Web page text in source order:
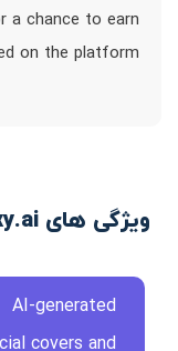
a chance to earn
on the platform
ویژگی های musixy.ai
AI-generated
covers and